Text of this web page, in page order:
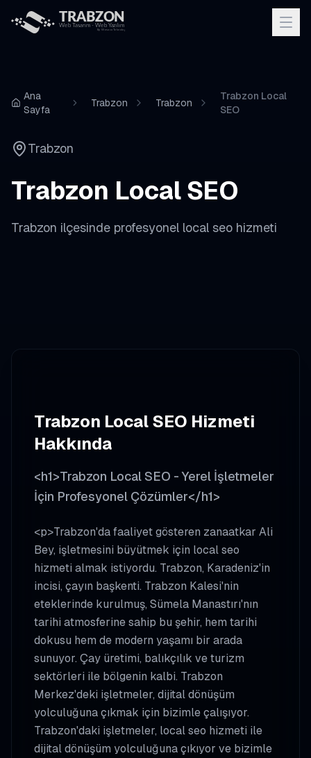
Ana
Sayfa
Trabzon Trabzon
Trabzon Local
SEO
Trabzon
Trabzon Local SEO
Trabzon ilçesinde profesyonel local seo hizmeti
Trabzon Local SEO Hizmeti
Hakkında
<h1>Trabzon Local SEO - Yerel İşletmeler
İçin Profesyonel Çözümler</h1>
<p>Trabzon'da faaliyet gösteren zanaatkar Ali
Bey, işletmesini büyütmek için local seo
hizmeti almak istiyordu. Trabzon, Karadeniz'in
incisi, çayın başkenti. Trabzon Kalesi'nin
eteklerinde kurulmuş, Sümela Manastırı'nın
tarihi atmosferine sahip bu şehir, hem tarihi
dokusu hem de modern yaşamı bir arada
sunuyor. Çay üretimi, balıkçılık ve turizm
sektörleri ile bölgenin kalbi. Trabzon
Merkez'deki işletmeler, dijital dönüşüm
yolculuğuna çıkmak için bizimle çalışıyor.
Trabzon'daki işletmeler, local seo hizmeti ile
dijital dönüşüm yolculuğuna çıkıyor ve bizimle